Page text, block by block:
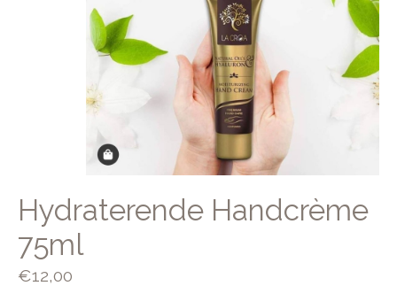
Hydraterende Handcrème
75ml
€12,00